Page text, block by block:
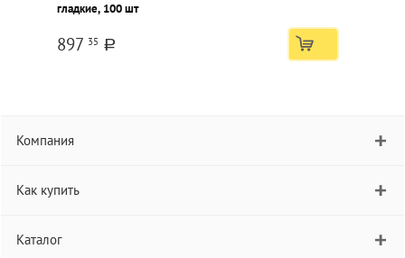
гладкие, 100 шт
897 35 a
Компания
Как купить
Каталог